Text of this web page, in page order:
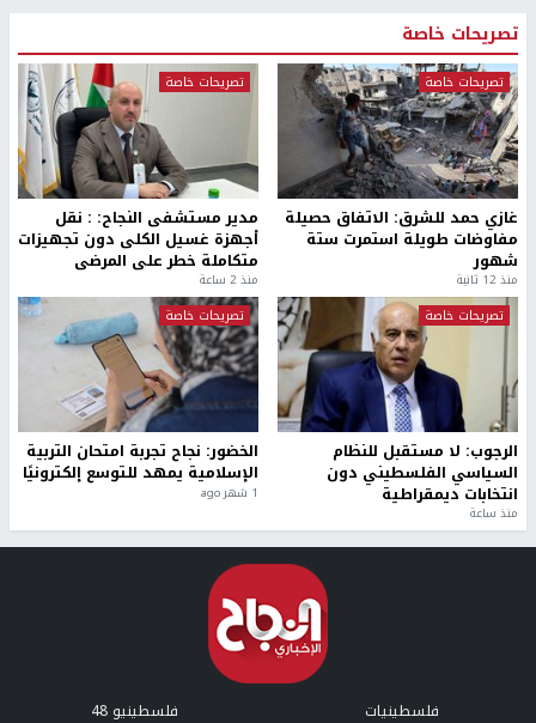
تصريحات خاصة
تصريحات خاصة
غازي حمد للشرق: الاتفاق حصيلة
مفاوضات طويلة استمرت ستة
شهور
منذ 12 ثانية
تصريحات خاصة
مدير مستشفى النجاح: : نقل
أجهزة غسيل الكلى دون تجهيزات
متكاملة خطر على المرضى
منذ 2 ساعة
تصريحات خاصة
الرجوب: لا مستقبل للنظام
السياسي الفلسطيني دون
انتخابات ديمقراطية
منذ ساعة
تصريحات خاصة
الخضور: نجاح تجربة امتحان التربية
الإسلامية يمهد للتوسع إلكترونيًا
1 شهر ago
فلسطينيات فلسطينيو 48